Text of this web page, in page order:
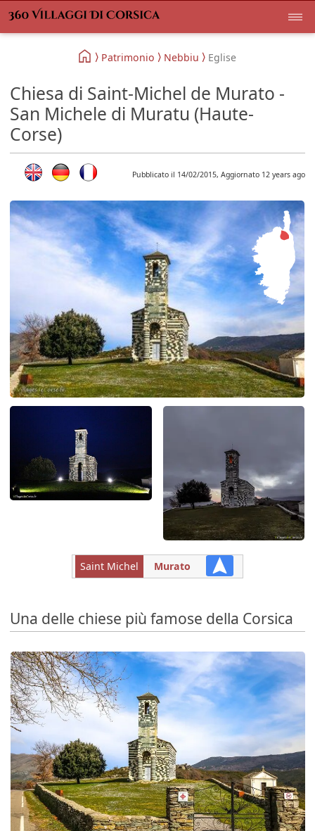
Patrimonio Nebbiu Eglise
Chiesa di Saint-Michel de Murato -
San Michele di Muratu (Haute-
Corse)
Pubblicato il 14/02/2015, Aggiornato 12 years ago
Saint Michel Murato
Una delle chiese più famose della Corsica